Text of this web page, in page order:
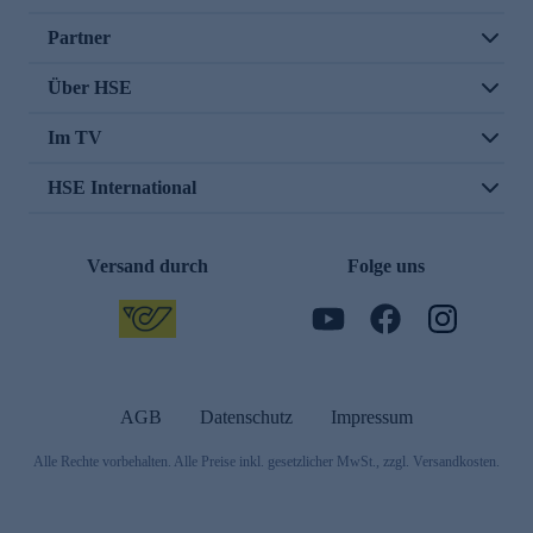
Partner
Über HSE
Im TV
HSE International
Versand durch Folge uns
AGB Datenschutz Impressum
Alle Rechte vorbehalten. Alle Preise inkl. gesetzlicher MwSt., zzgl. Versandkosten.